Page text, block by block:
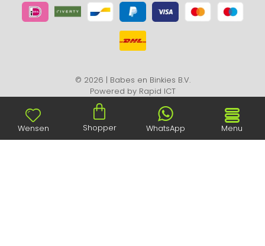
© 2026 | Babes en Binkies B.V.
Powered by Rapid ICT
Wensen Shopper WhatsApp Menu